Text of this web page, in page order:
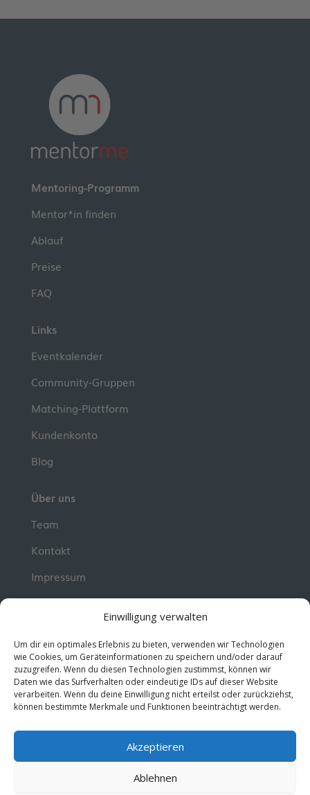
Einwilligung verwalten
Um dir ein optimales Erlebnis zu bieten, verwenden wir Technologien
wie Cookies, um Geräteinformationen zu speichern und/oder darauf
zuzugreifen. Wenn du diesen Technologien zustimmst, können wir
Daten wie das Surfverhalten oder eindeutige IDs auf dieser Website
verarbeiten. Wenn du deine Einwilligung nicht erteilst oder zurückziehst,
können bestimmte Merkmale und Funktionen beeinträchtigt werden.
Akzeptieren
Ablehnen
Mentoring-Programm
Mentor*in finden
Ablauf
Preise
FAQ
Links
Eventkalender
Community-Gruppen
Matching-Plattform
Kundenkonto
Blog
Über uns
Team
Kontakt
Impressum
Erhalte jeden Dienstag wertvolle Impulse und
Wissen für deine berufliche Entwicklung.Jetzt
kostenlos abonnieren!
© 2026 MentorMe. Alle Rechte vorbehalten.
AGBs